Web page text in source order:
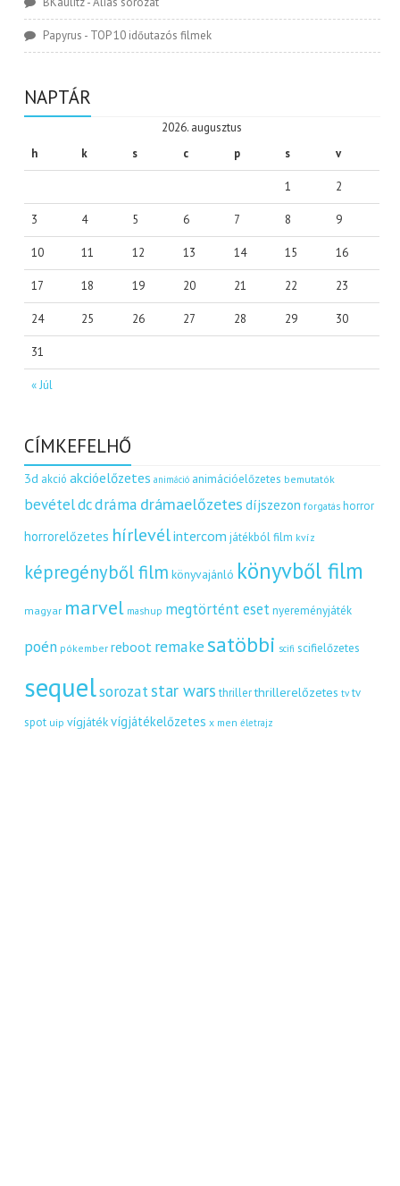
Papyrus - TOP 10 időutazós filmek
NAPTÁR
2026. augusztus
h
k s c p s v
« Júl
1 2
3 4 5 6 7 8 9
10 11 12 13 14 15 16
17 18 19 20 21 22 23
24 25 26 27 28 29 30
31
CÍMKEFELHŐ
3d akció akcióelőzetes animáció animációelőzetes bemutatók
bevételdcdráma drámaelőzetes díjszezon forgatás horror
horrorelőzetes hírlevélintercom játékból film kvíz
képregényből film könyvajánló könyvből film
magyar marvel mashup megtörtént eset nyereményjáték
poén pókember reboot remakesatöbbi scifi scifielőzetes
sequelsorozatstar wars thriller thrillerelőzetes tv tv
spot uip vígjátékvígjátékelőzetes x men életrajz